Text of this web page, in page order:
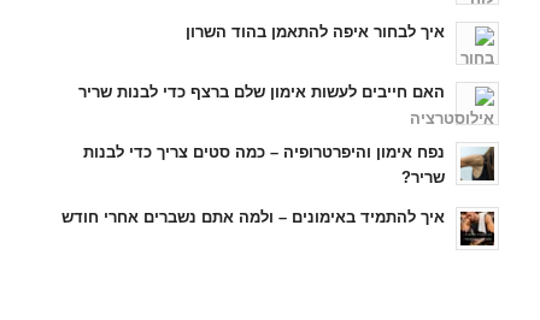
איך לבחור איפה להתאמן בהוד השרון
האם חייבים לעשות אימון שלם ברצף כדי לבנות שריר
נפח אימון והיפרטרופיה – כמה סטים צריך כדי לבנות
שריר?
איך להתמיד באימונים – ולמה אתם נשברים אחרי חודש